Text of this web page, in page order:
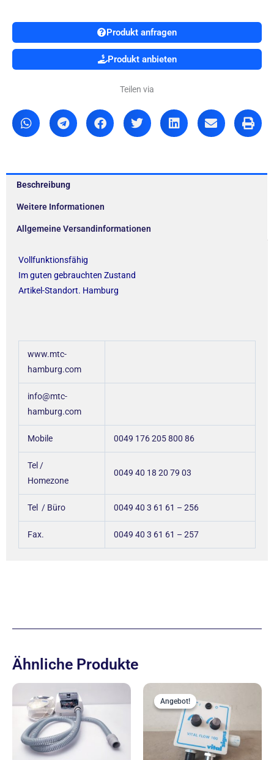
Produkt anfragen
Produkt anbieten
Teilen via
Beschreibung
Weitere Informationen
Allgemeine Versandinformationen
Vollfunktionsfähig
Im guten gebrauchten Zustand
Artikel-Standort. Hamburg
www.mtc-
hamburg.com
info@mtc-
hamburg.com
Mobile 0049 176 205 800 86
Tel /
Homezone
0049 40 18 20 79 03
Tel / Büro 0049 40 3 61 61 – 256
Fax. 0049 40 3 61 61 – 257
Ähnliche Produkte
Angebot!
Angebot!
Preis
war:
299,00 €